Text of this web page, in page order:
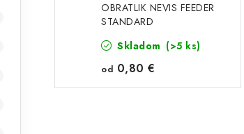
OBRATLIK NEVIS FEEDER
STANDARD
Skladom (>5 ks)
od 0,80 €